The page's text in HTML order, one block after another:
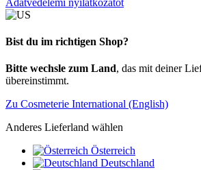
Bist du im richtigen Shop?
Bitte wechsle zum Land, das mit deiner
übereinstimmt.
Zu Cosmeterie International (English)
Anderes Lieferland wählen
Österreich
Deutschland